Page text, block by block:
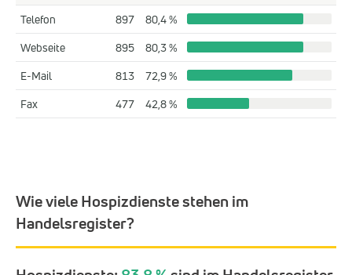
Telefon 897
80,4 %
Webseite
895
80,3 %
E-Mail
813
72,9 %
Fax
477 42,8 %
Wie viele Hospizdienste stehen im
Handelsregister?